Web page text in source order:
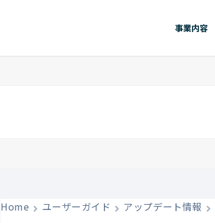
事業内容
Home ユーザーガイド アップデート情報